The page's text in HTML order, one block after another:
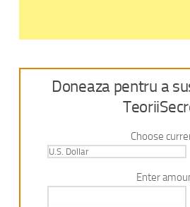
Doneaza pentru a
Choose
Enter